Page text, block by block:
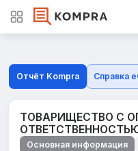
Отчёт Kompra Справка
ТОВАРИЩЕСТВО С
ОТВЕТСТВЕННОСТЬЮ
Основная информация